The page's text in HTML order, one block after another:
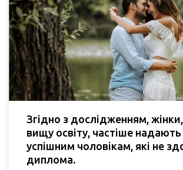
Згідно з дослідженням,
вищу освіту, частіше надають
успішним чоловікам, які не
диплома.